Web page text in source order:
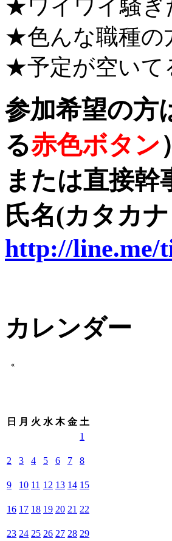
★ワイワイ騒ぎ
★色んな職種の
★予定が空いて
参加希望の方
る赤色ボタン
または直接幹
氏名(カタカ
http://
カレンダー
«
日 月 火 水 木 金 土
1
2 3 4 5 6 7 8
9 10 11 12 13 14 15
16 17 18 19 20 21 22
23 24 25 26 27 28 29